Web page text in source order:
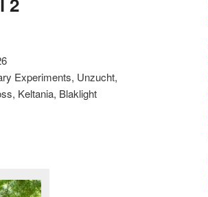
Experiments, Unzucht,
Keltania, Blaklight